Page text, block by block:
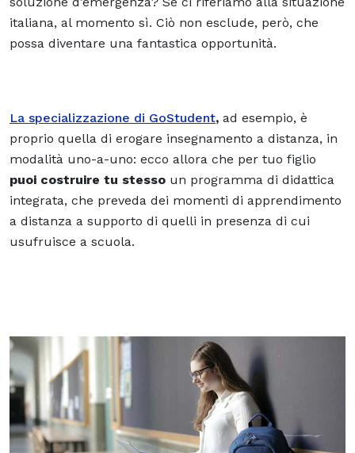
italiana, al momento sì. Ciò non esclude, però, che
possa diventare una fantastica opportunità.
La specializzazione di GoStudent, ad esempio, è
proprio quella di erogare insegnamento a distanza, in
modalità uno-a-uno: ecco allora che per tuo figlio
puoi costruire tu stesso un programma di didattica
integrata, che preveda dei momenti di apprendimento
a distanza a supporto di quelli in presenza di cui
usufruisce a scuola.